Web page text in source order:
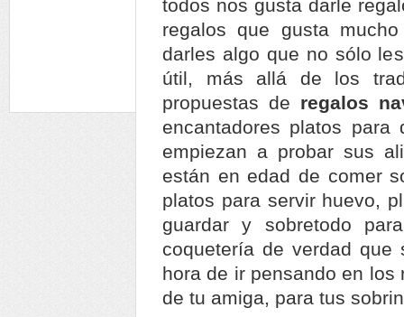
todos nos gusta darle
regalos que gusta
darles algo que no sólo
útil, más allá de los
propuestas de regalos
encantadores platos
empiezan a probar sus
están en edad de comer
platos para servir huevo,
guardar y sobretodo
coquetería de verdad que
hora de ir pensando en
de tu amiga, para tus